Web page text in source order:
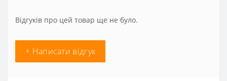
Відгуків про цей товар ще не було.
+ Написати відгук